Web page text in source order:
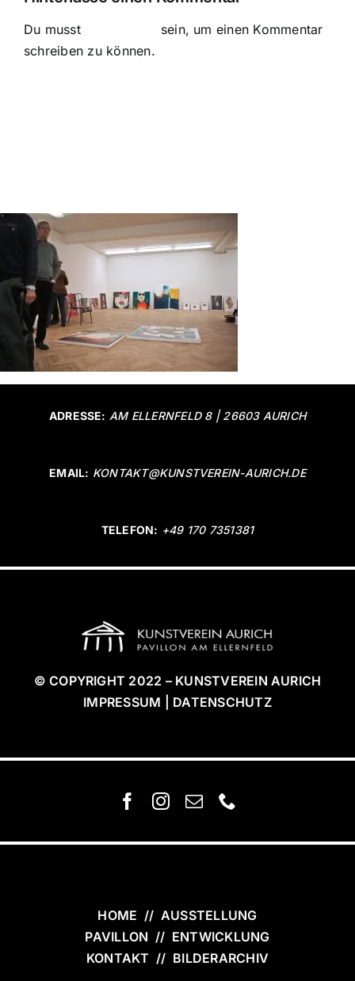
Du musst
sein, um einen Kommentar
schreiben zu können.
ADRESSE: AM ELLERNFELD 8 | 26603 AURICH
EMAIL: KONTAKT@KUNSTVEREIN-AURICH.DE
TELEFON: +49 170 7351381
© COPYRIGHT 2022 – KUNSTVEREIN AURICH
IMPRESSUM | DATENSCHUTZ
HOME // AUSSTELLUNG
PAVILLON // ENTWICKLUNG
KONTAKT // BILDERARCHIV